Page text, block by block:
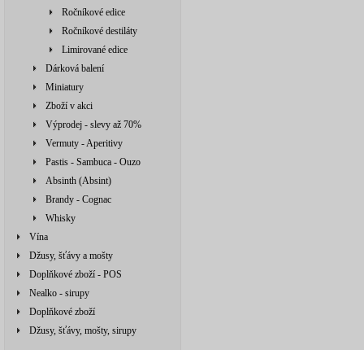
Ročníkové edice
Ročníkové destiláty
Limirované edice
Dárková balení
Miniatury
Zboží v akci
Výprodej - slevy až 70%
Vermuty - Aperitivy
Pastis - Sambuca - Ouzo
Absinth (Absint)
Brandy - Cognac
Whisky
Vína
Džusy, šťávy a mošty
Doplňkové zboží - POS
Nealko - sirupy
Doplňkové zboží
Džusy, šťávy, mošty, sirupy